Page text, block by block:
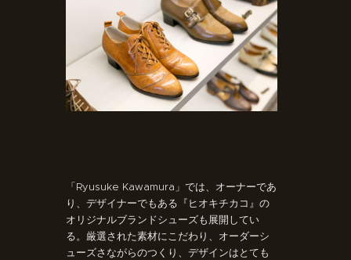
「Ryusuke Kawamura」では、オーナーであ
り、デザイナーでもある『ヒオキチカコ』の
オリジナルブランドシューズも展開してい
る。厳選された素材にこだわり、オーダーシ
ューズさながらのつくり、デザインはとても